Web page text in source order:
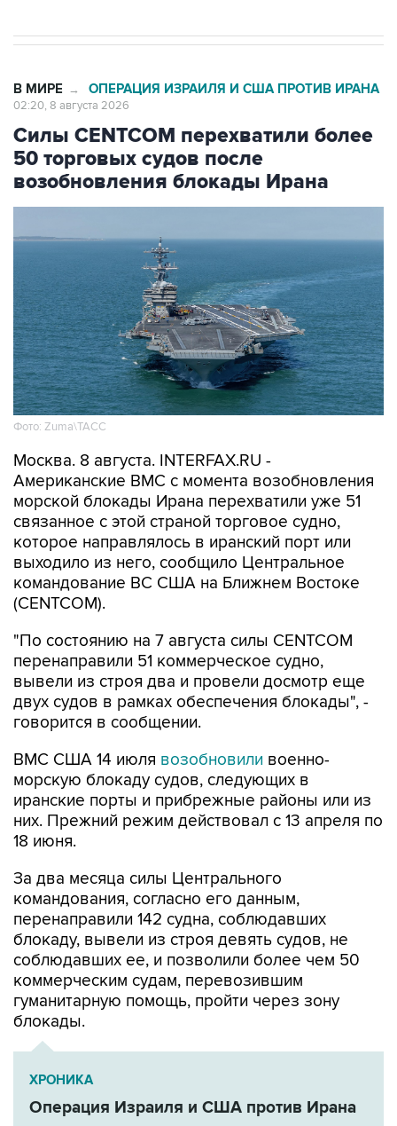
В МИРЕ → ОПЕРАЦИЯ ИЗРАИЛЯ И США ПРОТИВ ИРАНА
02:20, 8 августа 2026
Силы CENTCOM перехватили более
50 торговых судов после
возобновления блокады Ирана
Фото: Zuma\ТАСС
Москва. 8 августа. INTERFAX.RU -
Американские ВМС с момента возобновления
морской блокады Ирана перехватили уже 51
связанное с этой страной торговое судно,
которое направлялось в иранский порт или
выходило из него, сообщило Центральное
командование ВС США на Ближнем Востоке
(CENTCOM).
"По состоянию на 7 августа силы CENTCOM
перенаправили 51 коммерческое судно,
вывели из строя два и провели досмотр еще
двух судов в рамках обеспечения блокады", -
говорится в сообщении.
ВМС США 14 июля возобновили военно-
морскую блокаду судов, следующих в
иранские порты и прибрежные районы или из
них. Прежний режим действовал с 13 апреля по
18 июня.
За два месяца силы Центрального
командования, согласно его данным,
перенаправили 142 судна, соблюдавших
блокаду, вывели из строя девять судов, не
соблюдавших ее, и позволили более чем 50
коммерческим судам, перевозившим
гуманитарную помощь, пройти через зону
блокады.
ХРОНИКА
Операция Израиля и США против Ирана